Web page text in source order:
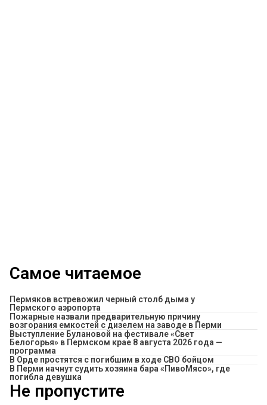
Самое читаемое
Пермяков встревожил черный столб дыма у
Пермского аэропорта
Пожарные назвали предварительную причину
возгорания емкостей с дизелем на заводе в Перми
Выступление Булановой на фестивале «Свет
Белогорья» в Пермском крае 8 августа 2026 года —
программа
В Орде простятся с погибшим в ходе СВО бойцом
​В Перми начнут судить хозяина бара «ПивоМясо», где
погибла девушка
Не пропустите